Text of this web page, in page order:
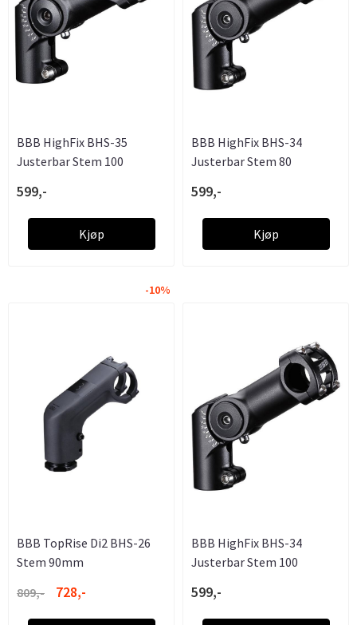
BBB HighFix BHS-35
Justerbar Stem 100
599,-
Kjøp
BBB HighFix BHS-34
Justerbar Stem 80
599,-
Kjøp
-10%
BBB TopRise Di2 BHS-26
Stem 90mm
809,-
728,-
BBB HighFix BHS-34
Justerbar Stem 100
599,-